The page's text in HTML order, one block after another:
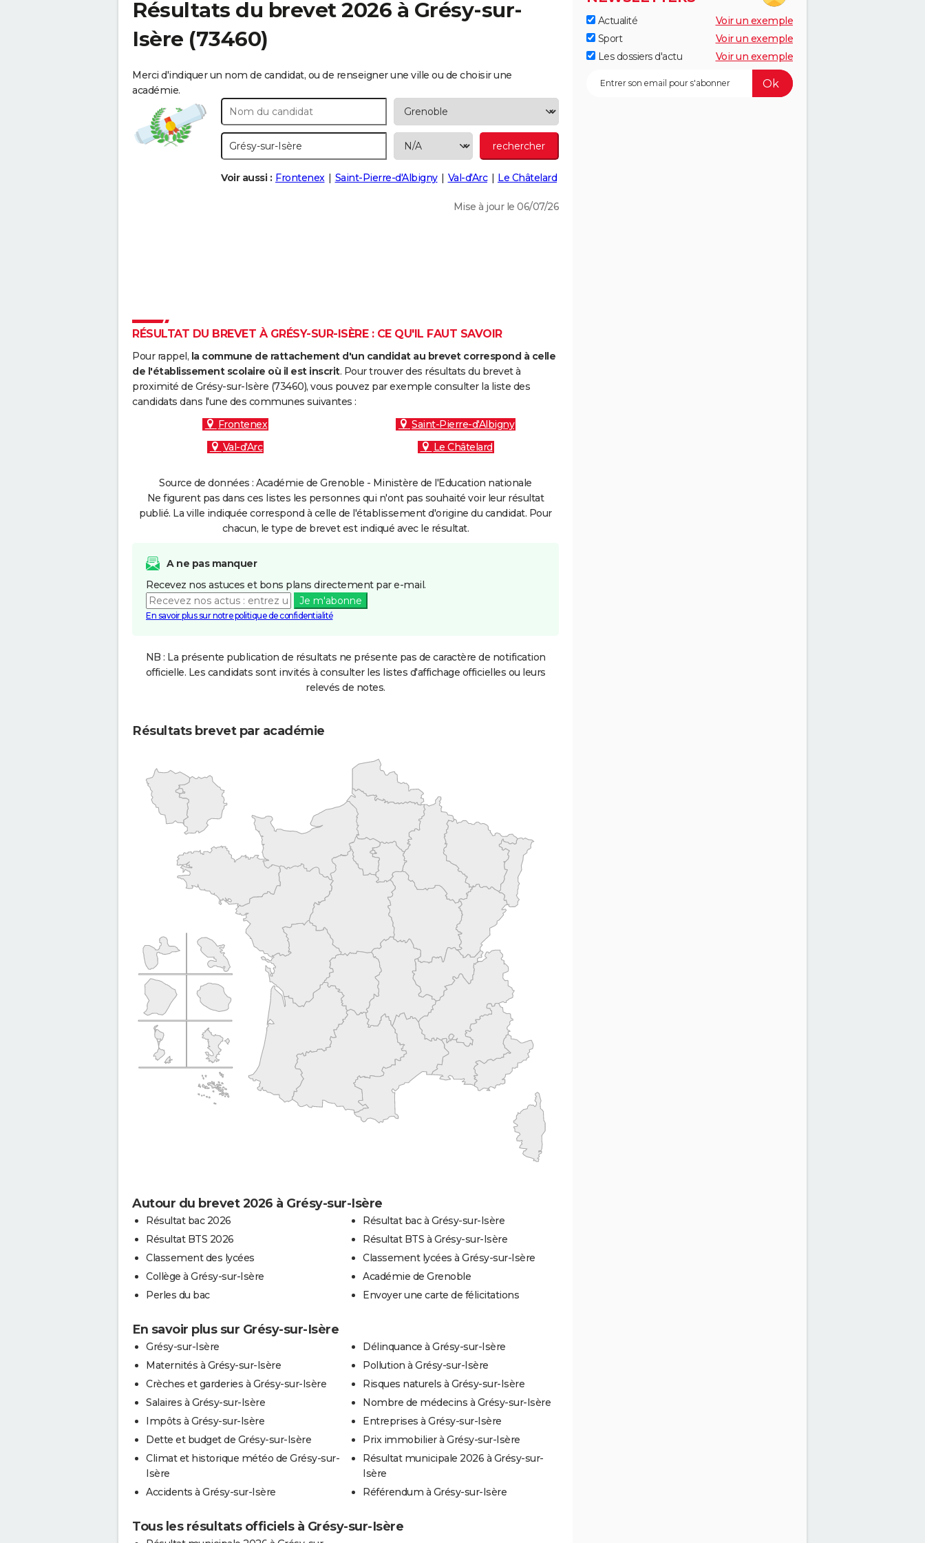
Résultats du brevet 2026 à Grésy-sur-
Isère (73460)
Merci d'indiquer un nom de candidat, ou de renseigner une ville ou de choisir une
académie.
Voir aussi : Frontenex Saint-Pierre-d'Albigny Val-d'Arc Le Châtelard
Mise à jour le 06/07/26
RÉSULTAT DU BREVET À GRÉSY-SUR-ISÈRE : CE QU'IL FAUT SAVOIR
Pour rappel, la commune de rattachement d'un candidat au brevet correspond à celle
de l'établissement scolaire où il est inscrit. Pour trouver des résultats du brevet à
proximité de Grésy-sur-Isère (73460), vous pouvez par exemple consulter la liste des
candidats dans l'une des communes suivantes :
Frontenex
Saint-Pierre-d'Albigny
Val-d'Arc
Le Châtelard
Source de données : Académie de Grenoble - Ministère de l'Education nationale
Ne figurent pas dans ces listes les personnes qui n'ont pas souhaité voir leur résultat
publié. La ville indiquée correspond à celle de l'établissement d'origine du candidat. Pour
chacun, le type de brevet est indiqué avec le résultat.
A ne pas manquer
Recevez nos astuces et bons plans directement par e-mail.
Je m'abonne
En savoir plus sur notre politique de confidentialité
NB : La présente publication de résultats ne présente pas de caractère de notification
officielle. Les candidats sont invités à consulter les listes d'affichage officielles ou leurs
relevés de notes.
Résultats brevet par académie
Autour du brevet 2026 à Grésy-sur-Isère
Résultat bac 2026
Résultat BTS 2026
Classement des lycées
Collège à Grésy-sur-Isère
Perles du bac
Résultat bac à Grésy-sur-Isère
Résultat BTS à Grésy-sur-Isère
Classement lycées à Grésy-sur-Isère
Académie de Grenoble
Envoyer une carte de félicitations
En savoir plus sur Grésy-sur-Isère
Grésy-sur-Isère
Maternités à Grésy-sur-Isère
Crèches et garderies à Grésy-sur-Isère
Salaires à Grésy-sur-Isère
Impôts à Grésy-sur-Isère
Dette et budget de Grésy-sur-Isère
Climat et historique météo de Grésy-sur-
Isère
Accidents à Grésy-sur-Isère
Délinquance à Grésy-sur-Isère
Pollution à Grésy-sur-Isère
Risques naturels à Grésy-sur-Isère
Nombre de médecins à Grésy-sur-Isère
Entreprises à Grésy-sur-Isère
Prix immobilier à Grésy-sur-Isère
Résultat municipale 2026 à Grésy-sur-
Isère
Référendum à Grésy-sur-Isère
Tous les résultats officiels à Grésy-sur-Isère
Actualité
Voir un exemple
Sport
Voir un exemple
Les dossiers d'actu
Voir un exemple